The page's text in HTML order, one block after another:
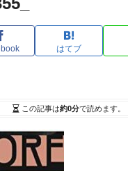
はてブ
この記事は約0分で読めます。